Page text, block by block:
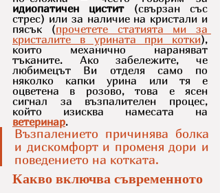
идиопатичен цистит (свързан със
стрес) или за наличие на кристали и
пясък (прочетете статията ми за
кристалите в урината при котки),
които механично нараняват
тъканите. Ако забележите, че
любимецът Ви отделя само по
няколко капки урина или тя е
оцветена в розово, това е ясен
сигнал за възпалителен процес,
ветеринар.
Възпалението причинява болка
и дискомфорт и променя дори и
поведението на котката.
Какво включва съвременното